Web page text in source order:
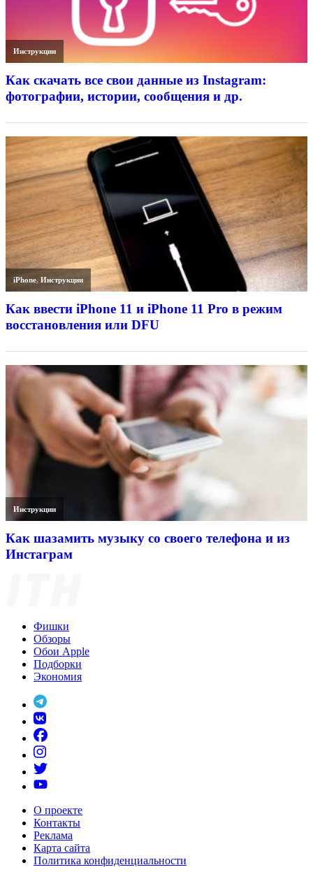
Инструкции
Как скачать все свои данные из Instagram:
фотографии, истории, сообщения и др.
iPhone,Инструкции
Как ввести iPhone 11 и iPhone 11 Pro в режим
восстановления или DFU
Инструкции
Как шазамить музыку со своего телефона и из
Инстаграм
Фишки
Обзоры
Обои Apple
Подборки
Экономия
О проекте
Контакты
Реклама
Карта сайта
Политика конфиденциальности